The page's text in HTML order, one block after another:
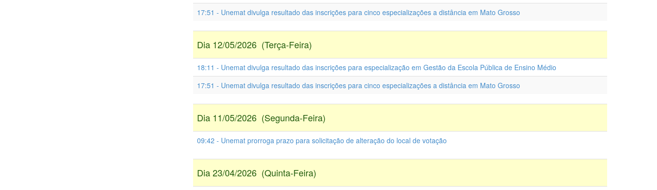
17:51 - Unemat divulga resultado das inscrições para cinco especializações a distância em Mato Grosso
Dia 12/05/2026 (Terça-Feira)
18:11 - Unemat divulga resultado das inscrições para especialização em Gestão da Escola Pública de Ensino Médio
17:51 - Unemat divulga resultado das inscrições para cinco especializações a distância em Mato Grosso
Dia 11/05/2026 (Segunda-Feira)
09:42 - Unemat prorroga prazo para solicitação de alteração do local de votação
Dia 23/04/2026 (Quinta-Feira)